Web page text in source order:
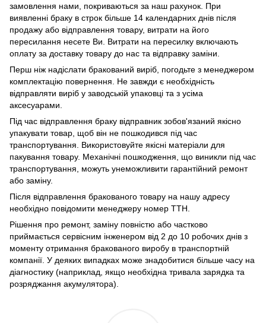
замовлення нами, покриваються за наш рахунок. При
виявленні браку в строк більше 14 календарних днів після
продажу або відправлення товару, витрати на його
пересилання несете Ви. Витрати на пересилку включають
оплату за доставку товару до нас та відправку заміни.
Перш ніж надіслати бракований виріб, погодьте з менеджером
комплектацію повернення. Не завжди є необхідність
відправляти виріб у заводській упаковці та з усіма
аксесуарами.
Під час відправлення браку відправник зобов'язаний якісно
упакувати товар, щоб він не пошкодився під час
транспортування. Використовуйте якісні матеріали для
пакування товару. Механічні пошкодження, що виникли під час
транспортування, можуть унеможливити гарантійний ремонт
або заміну.
Після відправлення бракованого товару на нашу адресу
необхідно повідомити менеджеру номер ТТН.
Рішення про ремонт, заміну повністю або частково
приймається сервісним інженером від 2 до 10 робочих днів з
моменту отримання бракованого виробу в транспортній
компанії. У деяких випадках може знадобитися більше часу на
діагностику (наприклад, якщо необхідна тривала зарядка та
розряджання акумулятора).